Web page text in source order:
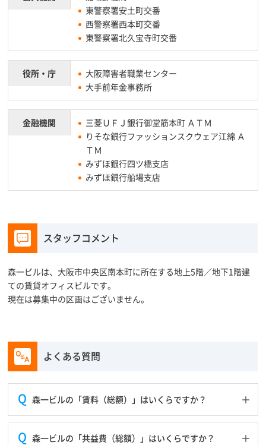
東警察署安土町交番
西警察署西本町交番
東警察署北久宝寺町交番
役所・庁
大阪障害者職業センター
大手前年金事務所
金融機関
三菱ＵＦＪ銀行御堂筋本町 ＡＴＭ
りそな銀行ファッションスクウェア江綿 Ａ
ＴＭ
みずほ銀行四ツ橋支店
みずほ銀行船場支店
スタッフコメント
森一ビルは、大阪市中央区南本町に所在する地上5階／地下1階建
ての賃貸オフィスビルです。
現在は募集中の区画はございません。
よくある質問
森一ビルの「賃料（総額）」はいくらですか？
森一ビルの「共益費（総額）」はいくらですか？